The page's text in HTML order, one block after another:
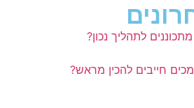
לתהליך נכון?
חייבים להכין מראש?